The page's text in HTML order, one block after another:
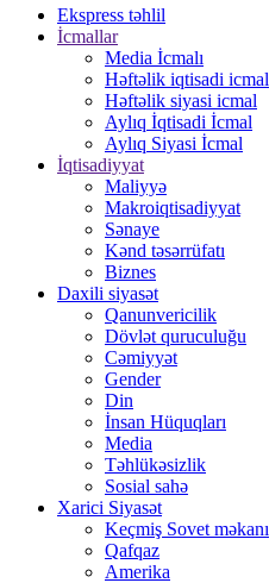
Ekspress təhlil
İcmallar
Media İcmalı
Həftəlik iqtisadi icmal
Həftəlik siyasi icmal
Aylıq İqtisadi İcmal
Aylıq Siyasi İcmal
İqtisadiyyat
Maliyyə
Makroiqtisadiyyat
Sənaye
Kənd təsərrüfatı
Biznes
Daxili siyasət
Qanunvericilik
Dövlət quruculuğu
Cəmiyyət
Gender
Din
İnsan Hüquqları
Media
Təhlükəsizlik
Sosial sahə
Xarici Siyasət
Keçmiş Sovet məkanı
Qafqaz
Amerika